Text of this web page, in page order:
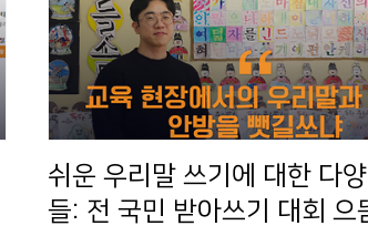
쉬운 우리말 쓰기에 대한 다
들: 전 국민 받아쓰기 대회 으